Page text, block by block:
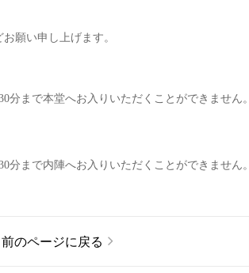
願い申し上げます。
分まで本堂へお入りいただくことができません。
分まで内陣へお入りいただくことができません。
前のページに戻る